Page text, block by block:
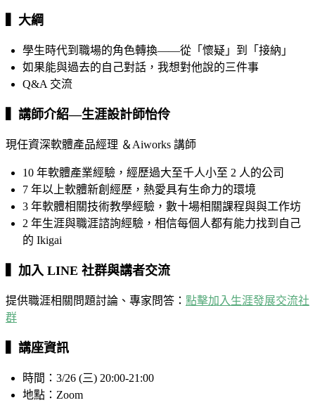
▍大綱
學生時代到職場的角色轉換——從「懷疑」到「接納」
如果能與過去的自己對話，我想對他說的三件事
Q&A 交流
▍講師介紹—生涯設計師怡伶
現任資深軟體產品經理 ＆Aiworks 講師
10 年軟體產業經驗，經歷過大至千人小至 2 人的公司
7 年以上軟體新創經歷，熱愛具有生命力的環境
3 年軟體相關技術教學經驗，數十場相關課程與與工作坊
2 年生涯與職涯諮詢經驗，相信每個人都有能力找到自己
的 Ikigai
▍加入 LINE 社群與講者交流
提供職涯相關問題討論、專家問答​： 點擊加入生涯發展交流社
群
講座資訊
時間：3/26 (三) 20:00-21:00
地點：Zoom